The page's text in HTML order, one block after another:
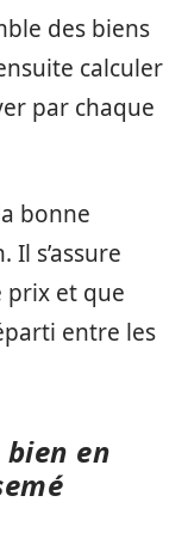
des biens
calculer
par chaque
bonne
s’assure
prix et que
entre les
en